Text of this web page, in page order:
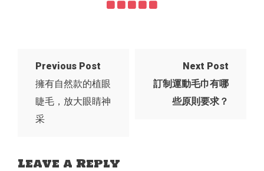
Previous Post
擁有自然款的植眼
睫毛，放大眼睛神
采
Next Post
訂制運動毛巾有哪
些原則要求？
Leave a Reply